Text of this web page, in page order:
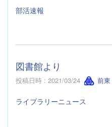
部活速報
図書館より
投稿日時 : 2021/03/24 前東
ライブラリーニュース